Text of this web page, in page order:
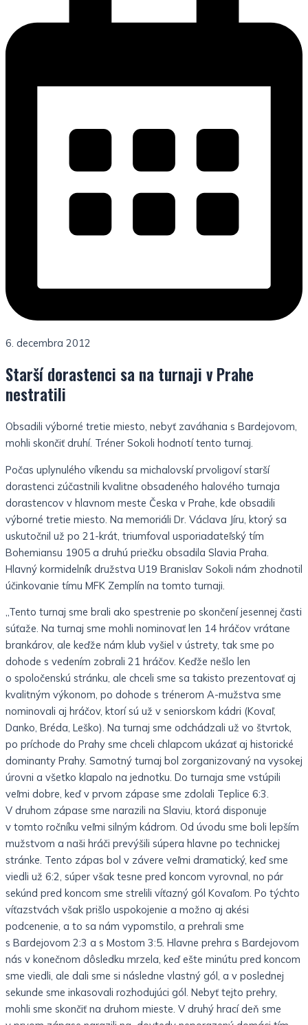
6. decembra 2012
Starší dorastenci sa na turnaji v Prahe
nestratili
Obsadili výborné tretie miesto, nebyť zaváhania s Bardejovom,
mohli skončiť druhí. Tréner Sokoli hodnotí tento turnaj.
Počas uplynulého víkendu sa michalovskí prvoligoví starší
dorastenci zúčastnili kvalitne obsadeného halového turnaja
dorastencov v hlavnom meste Česka v Prahe, kde obsadili
výborné tretie miesto. Na memoriáli Dr. Václava Jíru, ktorý sa
uskutočnil už po 21-krát, triumfoval usporiadateľský tím
Bohemiansu 1905 a druhú priečku obsadila Slavia Praha.
Hlavný kormidelník družstva U19 Branislav Sokoli nám zhodnotil
účinkovanie tímu MFK Zemplín na tomto turnaji.
„Tento turnaj sme brali ako spestrenie po skončení jesennej časti
súťaže. Na turnaj sme mohli nominovať len 14 hráčov vrátane
brankárov, ale keďže nám klub vyšiel v ústrety, tak sme po
dohode s vedením zobrali 21 hráčov. Keďže nešlo len
o spoločenskú stránku, ale chceli sme sa takisto prezentovať aj
kvalitným výkonom, po dohode s trénerom A-mužstva sme
nominovali aj hráčov, ktorí sú už v seniorskom kádri (Kovaľ,
Danko, Bréda, Leško). Na turnaj sme odchádzali už vo štvrtok,
po príchode do Prahy sme chceli chlapcom ukázať aj historické
dominanty Prahy. Samotný turnaj bol zorganizovaný na vysokej
úrovni a všetko klapalo na jednotku. Do turnaja sme vstúpili
veľmi dobre, keď v prvom zápase sme zdolali Teplice 6:3.
V druhom zápase sme narazili na Slaviu, ktorá disponuje
v tomto ročníku veľmi silným kádrom. Od úvodu sme boli lepším
mužstvom a naši hráči prevýšili súpera hlavne po technickej
stránke. Tento zápas bol v závere veľmi dramatický, keď sme
viedli už 6:2, súper však tesne pred koncom vyrovnal, no pár
sekúnd pred koncom sme strelili víťazný gól Kovaľom. Po týchto
víťazstvách však prišlo uspokojenie a možno aj akési
podcenenie, a to sa nám vypomstilo, a prehrali sme
s Bardejovom 2:3 a s Mostom 3:5. Hlavne prehra s Bardejovom
nás v konečnom dôsledku mrzela, keď ešte minútu pred koncom
sme viedli, ale dali sme si následne vlastný gól, a v poslednej
sekunde sme inkasovali rozhodujúci gól. Nebyť tejto prehry,
mohli sme skončiť na druhom mieste. V druhý hrací deň sme